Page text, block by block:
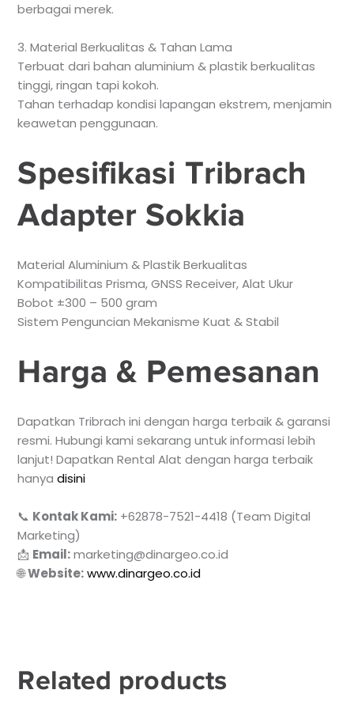
berbagai merek.
3. Material Berkualitas & Tahan Lama
Terbuat dari bahan aluminium & plastik berkualitas
tinggi, ringan tapi kokoh.
Tahan terhadap kondisi lapangan ekstrem, menjamin
keawetan penggunaan.
Spesifikasi Tribrach
Adapter Sokkia
Material Aluminium & Plastik Berkualitas
Kompatibilitas Prisma, GNSS Receiver, Alat Ukur
Bobot ±300 – 500 gram
Sistem Penguncian Mekanisme Kuat & Stabil
Harga & Pemesanan
Dapatkan Tribrach ini dengan harga terbaik & garansi
resmi. Hubungi kami sekarang untuk informasi lebih
lanjut! Dapatkan Rental Alat dengan harga terbaik
hanyadisini
📞 Kontak Kami: +62878-7521-4418 (Team Digital
Marketing)
📩 Email:marketing@dinargeo.co.id
🌐Website: www.dinargeo.co.id
Related products